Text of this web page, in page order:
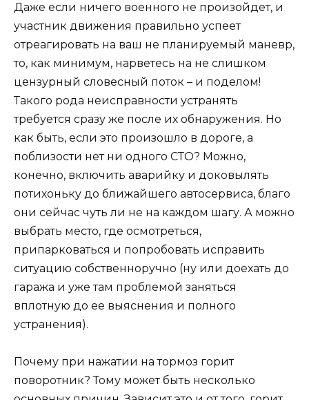
Даже если ничего военного не произойдет, и
участник движения правильно успеет
отреагировать на ваш не планируемый маневр,
то, как минимум, нарветесь на не слишком
цензурный словесный поток – и поделом!
Такого рода неисправности устранять
требуется сразу же после их обнаружения. Но
как быть, если это произошло в дороге, а
поблизости нет ни одного СТО? Можно,
конечно, включить аварийку и доковылять
потихоньку до ближайшего автосервиса, благо
они сейчас чуть ли не на каждом шагу. А можно
выбрать место, где осмотреться,
припарковаться и попробовать исправить
ситуацию собственноручно (ну или доехать до
гаража и уже там проблемой заняться
вплотную до ее выяснения и полного
устранения).
Почему при нажатии на тормоз горит
поворотник? Тому может быть несколько